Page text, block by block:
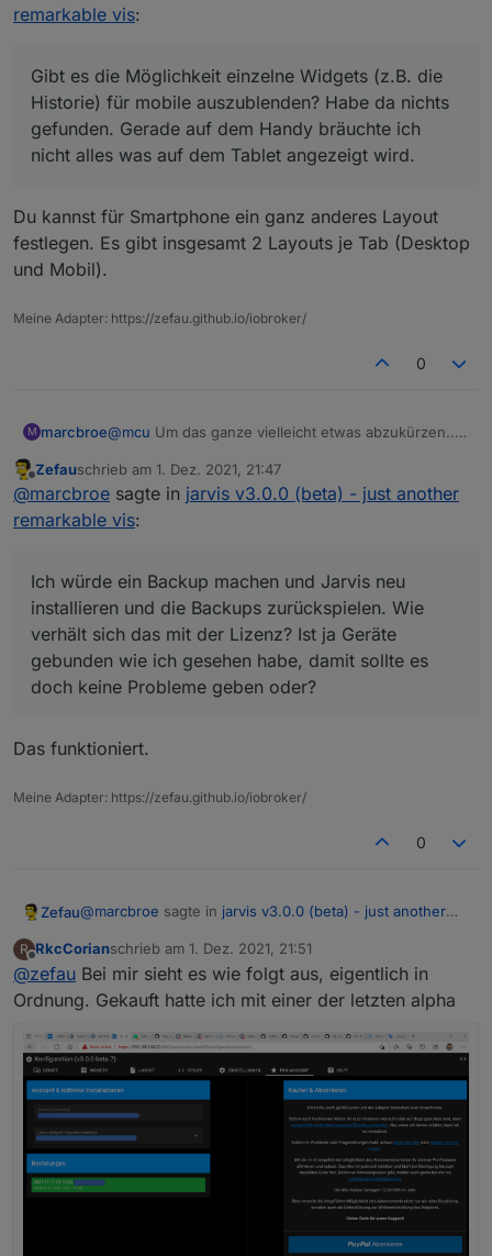
remarkable vis:
Gibt es die Möglichkeit einzelne Widgets (z.B. die
Historie) für mobile auszublenden? Habe da nichts
gefunden. Gerade auf dem Handy bräuchte ich
nicht alles was auf dem Tablet angezeigt wird.
Du kannst für Smartphone ein ganz anderes Layout
festlegen. Es gibt insgesamt 2 Layouts je Tab (Desktop
und Mobil).
Meine Adapter: https://zefau.github.io/iobroker/
0
M marcbroe@mcu Um das ganze vielleicht etwas abzukürzen....
installieren und die Backups zurückspielen. Wie
verhält sich das mit der Lizenz? Ist ja Geräte
gebunden wie ich gesehen habe, damit sollte es
Offline
Zefauschrieb am 1. Dez. 2021, 21:47
zuletzt editiert von
@marcbroe sagte in jarvis v3.0.0 (beta) - just another
remarkable vis:
Ich würde ein Backup machen und Jarvis neu
installieren und die Backups zurückspielen. Wie
verhält sich das mit der Lizenz? Ist ja Geräte
gebunden wie ich gesehen habe, damit sollte es
doch keine Probleme geben oder?
Das funktioniert.
Meine Adapter: https://zefau.github.io/iobroker/
0
Zefau@marcbroe sagte in jarvis v3.0.0 (beta) - just another
Ich würde ein Backup machen und Jarvis neu
installieren und die Backups zurückspielen. Wie
gebunden wie ich gesehen habe, damit sollte es
doch keine Probleme geben oder?
Das funktioniert.
R
Offline
RkcCorianschrieb am 1. Dez. 2021, 21:51
zuletzt editiert von
@zefau Bei mir sieht es wie folgt aus, eigentlich in
Ordnung. Gekauft hatte ich mit einer der letzten alpha